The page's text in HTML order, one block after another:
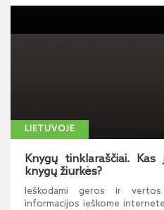
LIETUVOJE
Knygų tinklaraščiai.
knygų žiurkės?
Ieškodami geros ir
informacijos ieškome